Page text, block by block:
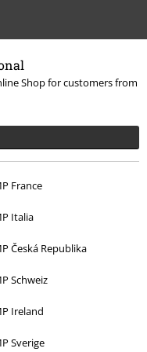
Shop for customers from
France
Italia
Česká Republika
Schweiz
Ireland
Sverige